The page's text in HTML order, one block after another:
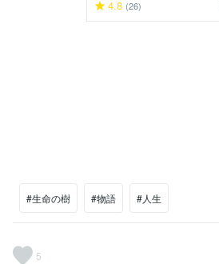
4.8 (26)
#生命の樹 #物語 #人生
5